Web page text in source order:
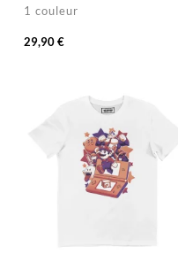
1 couleur
29,90 €